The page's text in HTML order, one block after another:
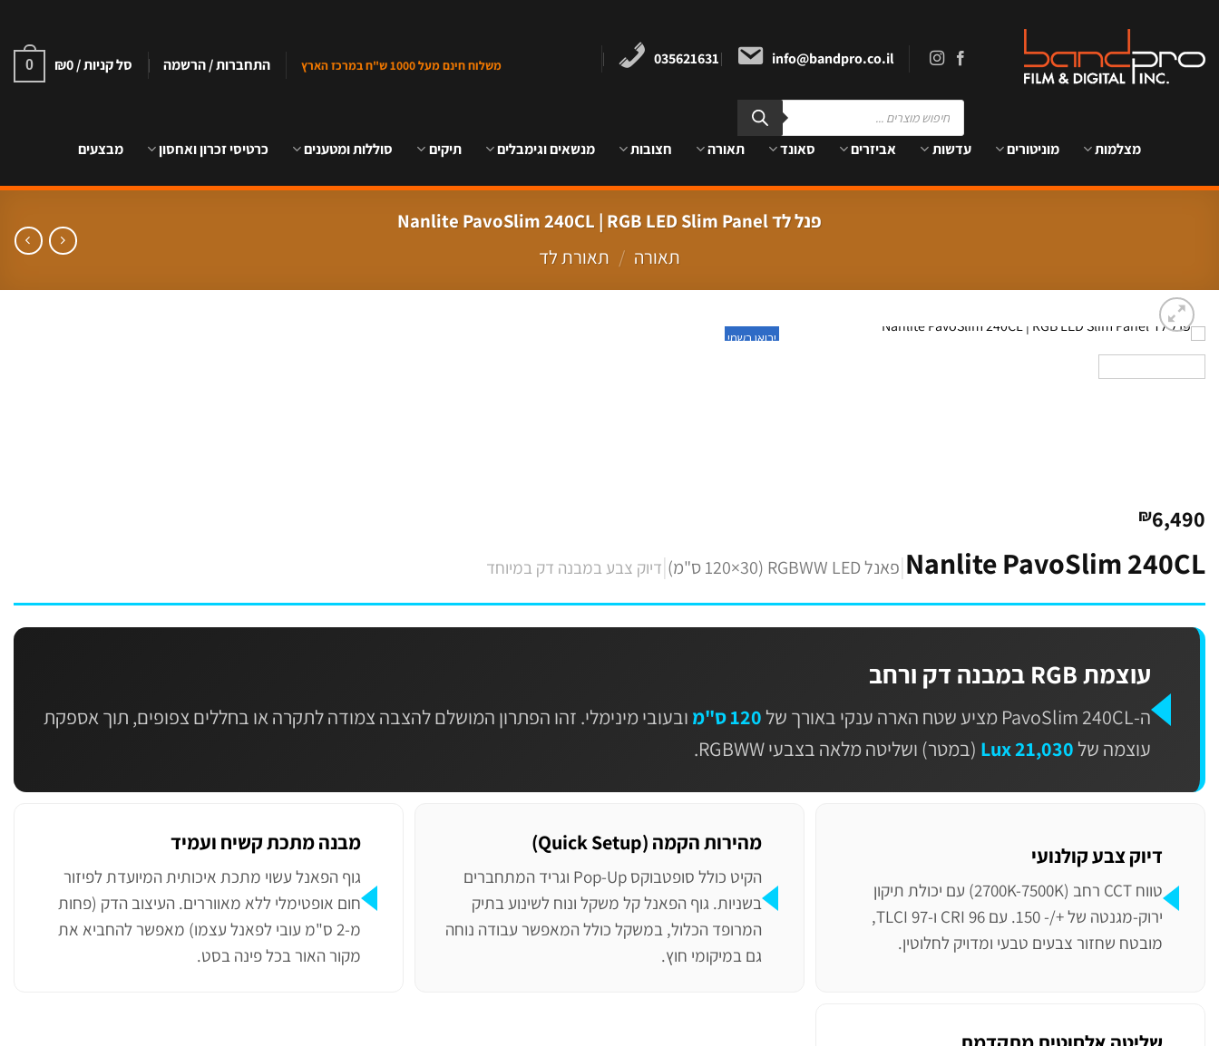
content
info@bandpro.co.il
035621631
Products
search
משלוח חינם מעל 1000 ש"ח במרכז הארץ התחברות / הרשמה סל קניות / ₪0
0
מצלמות מוניטורים עדשות אביזרים סאונד תאורה חצובות מנשאים וגימבלים תיקים סוללות ומטענים כרטיסי זכרון ואחסון מבצעים
פנל לד Nanlite PavoSlim 240CL | RGB LED Slim Panel
תאורה / תאורת לד
יבואן רשמי
₪6,490
Nanlite PavoSlim 240CL
|פאנל RGBWW LED (120×30 ס"מ) |דיוק צבע במבנה דק במיוחד
עוצמת RGB במבנה דק ורחב
ה-PavoSlim 240CL מציע שטח הארה ענקי באורך של 120 ס"מ
ובעובי מינימלי. זהו הפתרון המושלם להצבה צמודה לתקרה או בחללים צפופים, תוך אספקת
עוצמה של 21,030 Lux (במטר) ושליטה מלאה בצבעי RGBWW.
דיוק צבע קולנועי
טווח CCT רחב (2700K-7500K) עם יכולת תיקון
ירוק-מגנטה של +/- 150. עם CRI 96 ו-TLCI 97,
מובטח שחזור צבעים טבעי ומדויק לחלוטין.
מהירות הקמה (Quick Setup)
הקיט כולל סופטבוקס Pop-Up וגריד המתחברים
בשניות. גוף הפאנל קל משקל ונוח לשינוע בתיק
המרופד הכלול, במשקל כולל המאפשר עבודה נוחה
גם במיקומי חוץ.
מבנה מתכת קשיח ועמיד
גוף הפאנל עשוי מתכת איכותית המיועדת לפיזור
חום אופטימלי ללא מאווררים. העיצוב הדק (פחות
מ-2 ס"מ עובי לפאנל עצמו) מאפשר להחביא את
מקור האור בכל פינה בסט.